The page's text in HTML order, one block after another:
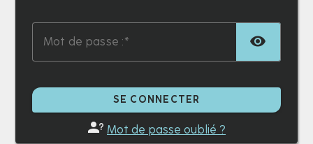
Mot de passe :
SE CONNECTER
Mot de passe oublié ?